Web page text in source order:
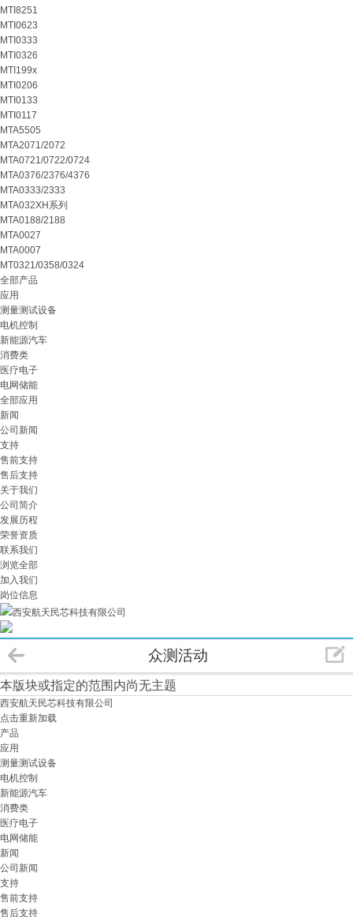
MTI8251
MTI0623
MTI0333
MTI0326
MTI199x
MTI0206
MTI0133
MTI0117
MTA5505
MTA2071/2072
MTA0721/0722/0724
MTA0376/2376/4376
MTA0333/2333
MTA032XH系列
MTA0188/2188
MTA0027
MTA0007
MT0321/0358/0324
全部产品
应用
测量测试设备
电机控制
新能源汽车
消费类
医疗电子
电网储能
全部应用
新闻
公司新闻
支持
售前支持
售后支持
关于我们
公司简介
发展历程
荣誉资质
联系我们
浏览全部
加入我们
岗位信息
西安航天民芯科技有限公司
众测活动
本版块或指定的范围内尚无主题
西安航天民芯科技有限公司
点击重新加载
产品
应用
测量测试设备
电机控制
新能源汽车
消费类
医疗电子
电网储能
新闻
公司新闻
支持
售前支持
售后支持